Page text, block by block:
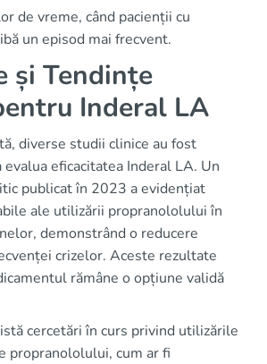
de vreme, când pacienții cu
un episod mai frecvent.
și Tendințe
Inderal LA
diverse studii clinice au fost
eficacitatea Inderal LA. Un
publicat în 2023 a evidențiat
ale utilizării propranololului în
demonstrând o reducere
crizelor. Aceste rezultate
rămâne o opțiune validă
cercetări în curs privind utilizările
propranololului, cum ar fi